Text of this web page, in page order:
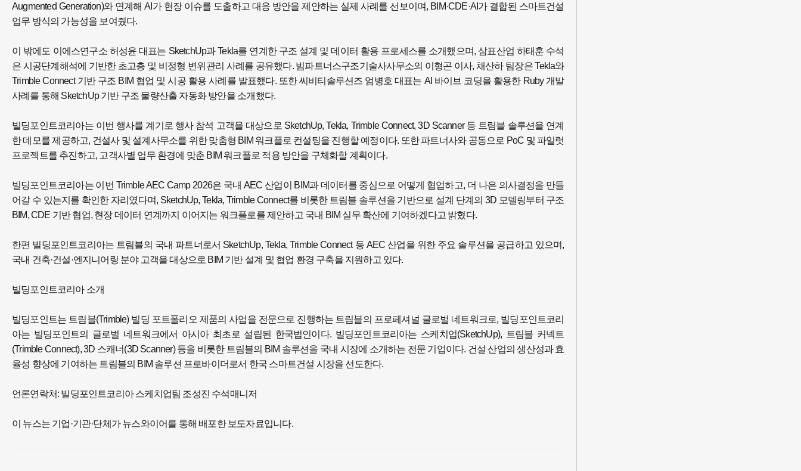
Augmented Generation)와 연계해 AI가 현장 이슈를 도출하고 대응 방안을 제안하는 실제 사례를 선보이며, BIM·CDE·AI가 결합된 스마트건설
업무 방식의 가능성을 보여줬다.
이 밖에도 이에스연구소 허성윤 대표는 SketchUp과 Tekla를 연계한 구조 설계 및 데이터 활용 프로세스를 소개했으며, 삼표산업 하태훈 수석
은 시공단계해석에 기반한 초고층 및 비정형 변위관리 사례를 공유했다. 빔파트너스구조기술사사무소의 이형곤 이사, 채산하 팀장은 Tekla와
Trimble Connect 기반 구조 BIM 협업 및 시공 활용 사례를 발표했다. 또한 씨비티솔루션즈 엄병호 대표는 AI 바이브 코딩을 활용한 Ruby 개발
사례를 통해 SketchUp 기반 구조 물량산출 자동화 방안을 소개했다.
빌딩포인트코리아는 이번 행사를 계기로 행사 참석 고객을 대상으로 SketchUp, Tekla, Trimble Connect, 3D Scanner 등 트림블 솔루션을 연계
한 데모를 제공하고, 건설사 및 설계사무소를 위한 맞춤형 BIM 워크플로 컨설팅을 진행할 예정이다. 또한 파트너사와 공동으로 PoC 및 파일럿
프로젝트를 추진하고, 고객사별 업무 환경에 맞춘 BIM 워크플로 적용 방안을 구체화할 계획이다.
빌딩포인트코리아는 이번 Trimble AEC Camp 2026은 국내 AEC 산업이 BIM과 데이터를 중심으로 어떻게 협업하고, 더 나은 의사결정을 만들
어갈 수 있는지를 확인한 자리였다며, SketchUp, Tekla, Trimble Connect를 비롯한 트림블 솔루션을 기반으로 설계 단계의 3D 모델링부터 구조
BIM, CDE 기반 협업, 현장 데이터 연계까지 이어지는 워크플로를 제안하고 국내 BIM 실무 확산에 기여하겠다고 밝혔다.
한편 빌딩포인트코리아는 트림블의 국내 파트너로서 SketchUp, Tekla, Trimble Connect 등 AEC 산업을 위한 주요 솔루션을 공급하고 있으며,
국내 건축·건설·엔지니어링 분야 고객을 대상으로 BIM 기반 설계 및 협업 환경 구축을 지원하고 있다.
빌딩포인트코리아 소개
빌딩포인트는 트림블(Trimble) 빌딩 포트폴리오 제품의 사업을 전문으로 진행하는 트림블의 프로페셔널 글로벌 네트워크로, 빌딩포인트코리
아는 빌딩포인트의 글로벌 네트워크에서 아시아 최초로 설립된 한국법인이다. 빌딩포인트코리아는 스케치업(SketchUp), 트림블 커넥트
(Trimble Connect), 3D 스캐너(3D Scanner) 등을 비롯한 트림블의 BIM 솔루션을 국내 시장에 소개하는 전문 기업이다. 건설 산업의 생산성과 효
율성 향상에 기여하는 트림블의 BIM 솔루션 프로바이더로서 한국 스마트건설 시장을 선도한다.
언론연락처: 빌딩포인트코리아 스케치업팀 조성진 수석매니저
이 뉴스는 기업·기관·단체가 뉴스와이어를 통해 배포한 보도자료입니다.